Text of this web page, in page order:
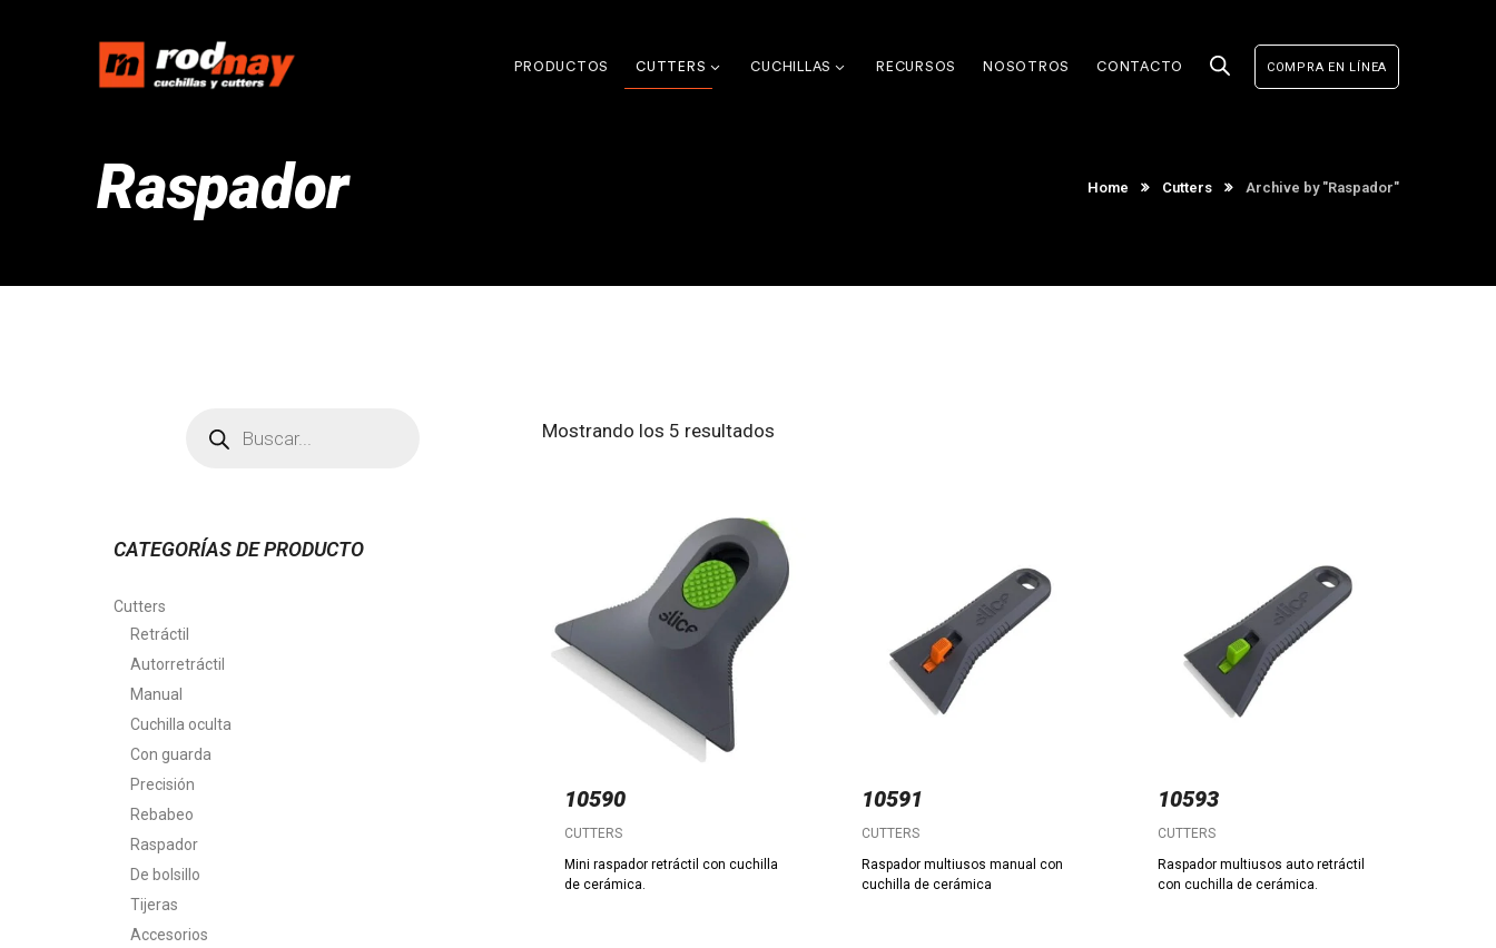
COMPRA EN LÍNEA
PRODUCTOS CUTTERS CUCHILLAS RECURSOS NOSOTROS CONTACTO
Raspador Home Cutters Archive by "Raspador"
Mostrando los 5 resultados
10590
CUTTERS
Mini raspador retráctil con cuchilla
de cerámica.
10591
CUTTERS
Raspador multiusos manual con
cuchilla de cerámica
10593
CUTTERS
Raspador multiusos auto retráctil
con cuchilla de cerámica.
productos
CATEGORÍAS DE PRODUCTO
Cutters
Retráctil
Autorretráctil
Manual
Cuchilla oculta
Con guarda
Precisión
Rebabeo
Raspador
De bolsillo
Tijeras
Accesorios